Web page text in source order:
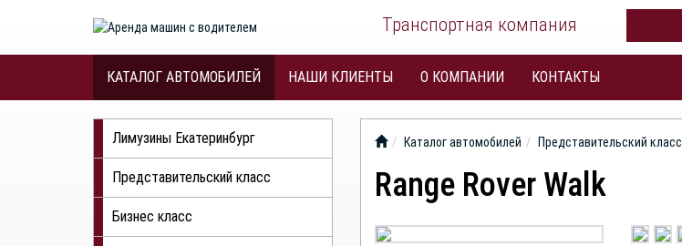
Транспортная компания
КАТАЛОГ АВТОМОБИЛЕЙ НАШИ КЛИЕНТЫ О КОМПАНИИ КОНТАКТЫ
Лимузины Екатеринбург
Представительский класс
Бизнес класс
Каталог автомобилей Представительский класс
Range Rover Walk